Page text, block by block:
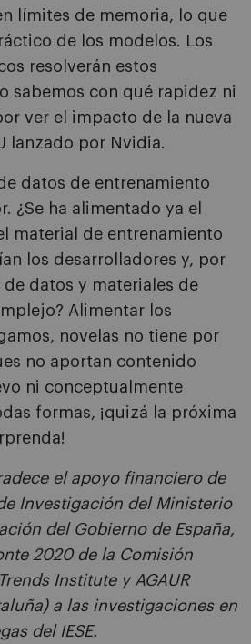
límites de memoria, lo que
de los modelos. Los
resolverán estos
sabemos con qué rapidez ni
ver el impacto de la nueva
lanzado por Nvidia.
datos de entrenamiento
¿Se ha alimentado ya el
material de entrenamiento
los desarrolladores y, por
de datos y materiales de
Alimentar los
novelas no tiene por
no aportan contenido
ni conceptualmente
formas, ¡quizá la próxima
el apoyo financiero de
Investigación del Ministerio
del Gobierno de España,
2020 de la Comisión
Institute y AGAUR
a las investigaciones en
del IESE.